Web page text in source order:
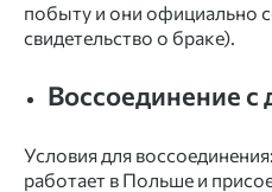
побыту и они официально
свидетельство о браке).
Воссоединение с
Условия для
работает в Польше и